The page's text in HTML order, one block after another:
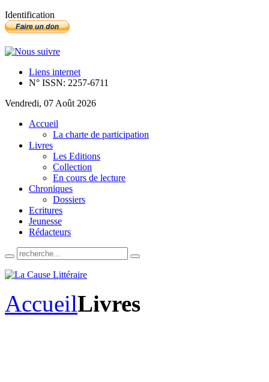
Identification
Liens internet
N° ISSN: 2257-6711
Vendredi, 07 Août 2026
Accueil
La charte de participation
Livres
Les Editions
Collection
En cours de lecture
Chroniques
Dossiers
Ecritures
Jeunesse
Rédacteurs
AccueilLivres